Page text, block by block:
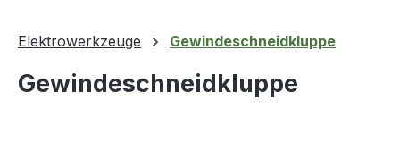
Elektrowerkzeuge Gewindeschneidkluppe
Gewindeschneidkluppe